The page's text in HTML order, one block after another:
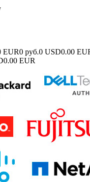
EUR0 руб.0 USD0.00
0.00 EUR